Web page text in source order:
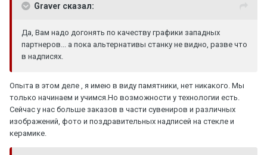
Graver сказал:
Да, Вам надо догонять по качеству графики западных
партнеров... а пока альтернативы станку не видно, разве что
в надписях.
Опыта в этом деле , я имею в виду памятники, нет никакого. Мы
только начинаем и учимся.Но возможности у технологии есть.
Сейчас у нас больше заказов в части сувениров и различных
изображений, фото и поздравительных надписей на стекле и
керамике.